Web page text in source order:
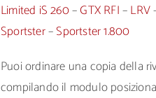
Limited iS 260–GTX RFI–LRV
Sportster–Sportster 1.800
Puoi ordinare una copia della
compilando il modulo